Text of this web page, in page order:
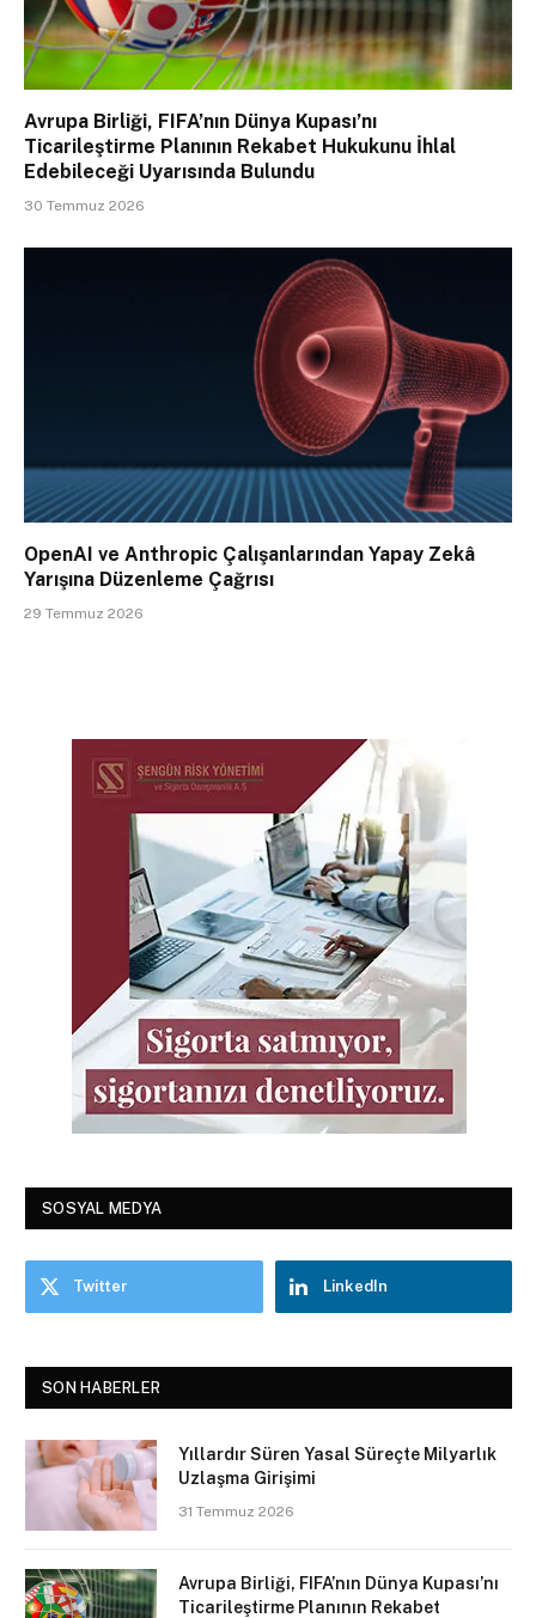
Avrupa Birliği, FIFA’nın Dünya Kupası’nı
Ticarileştirme Planının Rekabet Hukukunu İhlal
Edebileceği Uyarısında Bulundu
30 Temmuz 2026
OpenAI ve Anthropic Çalışanlarından Yapay Zekâ
Yarışına Düzenleme Çağrısı
29 Temmuz 2026
SOSYAL MEDYA
Twitter LinkedIn
SON HABERLER
Yıllardır Süren Yasal Süreçte Milyarlık
Uzlaşma Girişimi
31 Temmuz 2026
Avrupa Birliği, FIFA’nın Dünya Kupası’nı
Ticarileştirme Planının Rekabet